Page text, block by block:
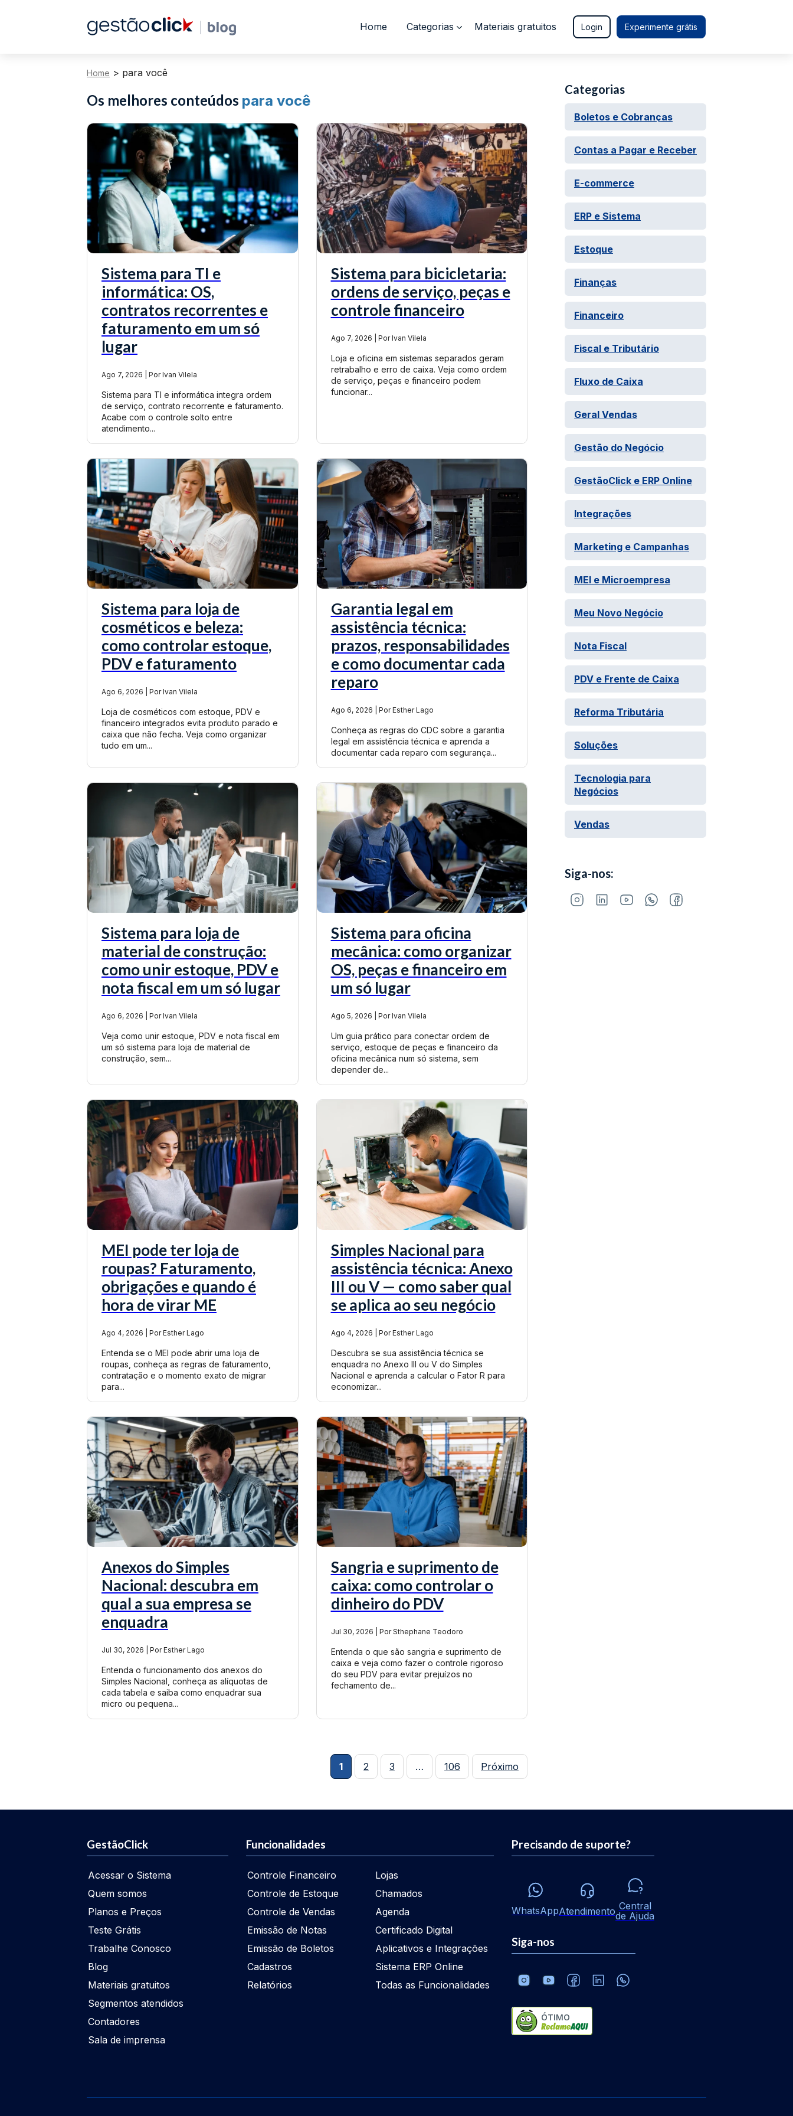
Home Categorias Materiais gratuitos Login Experimente grátis
Home > para você
Os melhores conteúdos para você
Sistema para TI e
informática: OS,
contratos recorrentes e
faturamento em um só
lugar
Ago 7, 2026 | Por Ivan Vilela
Sistema para TI e informática integra ordem
de serviço, contrato recorrente e faturamento.
Acabe com o controle solto entre
atendimento...
Sistema para bicicletaria:
ordens de serviço, peças e
controle financeiro
Ago 7, 2026 | Por Ivan Vilela
Loja e oficina em sistemas separados geram
retrabalho e erro de caixa. Veja como ordem
de serviço, peças e financeiro podem
funcionar...
Sistema para loja de
cosméticos e beleza:
como controlar estoque,
PDV e faturamento
Ago 6, 2026 | Por Ivan Vilela
Loja de cosméticos com estoque, PDV e
financeiro integrados evita produto parado e
caixa que não fecha. Veja como organizar
tudo em um...
Garantia legal em
assistência técnica:
prazos, responsabilidades
e como documentar cada
reparo
Ago 6, 2026 | Por Esther Lago
Conheça as regras do CDC sobre a garantia
legal em assistência técnica e aprenda a
documentar cada reparo com segurança...
Sistema para loja de
material de construção:
como unir estoque, PDV e
nota fiscal em um só lugar
Ago 6, 2026 | Por Ivan Vilela
Veja como unir estoque, PDV e nota fiscal em
um só sistema para loja de material de
construção, sem...
Sistema para oficina
mecânica: como organizar
OS, peças e financeiro em
um só lugar
Ago 5, 2026 | Por Ivan Vilela
Um guia prático para conectar ordem de
serviço, estoque de peças e financeiro da
oficina mecânica num só sistema, sem
depender de...
MEI pode ter loja de
roupas? Faturamento,
obrigações e quando é
hora de virar ME
Ago 4, 2026 | Por Esther Lago
Entenda se o MEI pode abrir uma loja de
roupas, conheça as regras de faturamento,
contratação e o momento exato de migrar
para...
Simples Nacional para
assistência técnica: Anexo
III ou V — como saber qual
se aplica ao seu negócio
Ago 4, 2026 | Por Esther Lago
Descubra se sua assistência técnica se
enquadra no Anexo III ou V do Simples
Nacional e aprenda a calcular o Fator R para
economizar...
Anexos do Simples
Nacional: descubra em
qual a sua empresa se
enquadra
Jul 30, 2026 | Por Esther Lago
Entenda o funcionamento dos anexos do
Simples Nacional, conheça as alíquotas de
cada tabela e saiba como enquadrar sua
micro ou pequena...
Sangria e suprimento de
caixa: como controlar o
dinheiro do PDV
Jul 30, 2026 | Por Sthephane Teodoro
Entenda o que são sangria e suprimento de
caixa e veja como fazer o controle rigoroso
do seu PDV para evitar prejuízos no
fechamento de...
1 2 3 … 106 Próximo
Categorias
Boletos e Cobranças
Contas a Pagar e Receber
E-commerce
ERP e Sistema
Estoque
Finanças
Financeiro
Fiscal e Tributário
Fluxo de Caixa
Geral Vendas
Gestão do Negócio
GestãoClick e ERP Online
Integrações
Marketing e Campanhas
MEI e Microempresa
Meu Novo Negócio
Nota Fiscal
PDV e Frente de Caixa
Reforma Tributária
Soluções
Tecnologia para
Negócios
Vendas
Siga-nos:
GestãoClick
Acessar o Sistema
Quem somos
Planos e Preços
Teste Grátis
Trabalhe Conosco
Blog
Materiais gratuitos
Segmentos atendidos
Contadores
Sala de imprensa
Funcionalidades
Controle Financeiro
Controle de Estoque
Controle de Vendas
Emissão de Notas
Emissão de Boletos
Cadastros
Relatórios
Lojas
Chamados
Agenda
Certificado Digital
Aplicativos e Integrações
Sistema ERP Online
Todas as Funcionalidades
Precisando de suporte?
WhatsAppAtendimento Central
de Ajuda
Siga-nos
ÓTIMO